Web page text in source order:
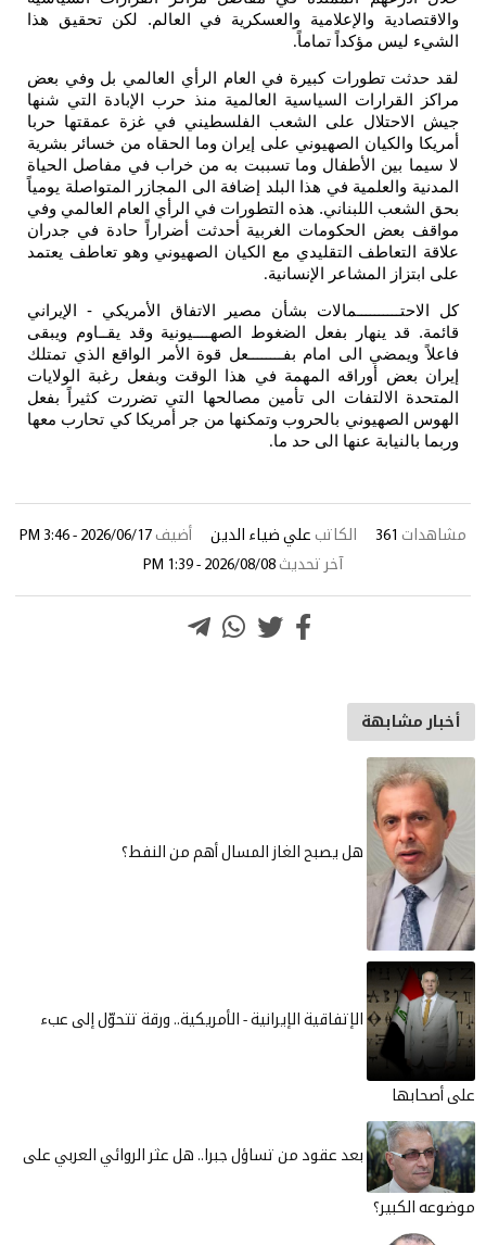
والاقتصادية والإعلامية والعسكرية في العالم. لكن تحقيق هذا
الشيء ليس مؤكداً تماماً.
لقد حدثت تطورات كبيرة في العام الرأي العالمي بل وفي بعض
مراكز القرارات السياسية العالمية منذ حرب الإبادة التي شنها
جيش الاحتلال على الشعب الفلسطيني في غزة عمقتها حربا
أمريكا والكيان الصهيوني على إيران وما الحقاه من خسائر بشرية
لا سيما بين الأطفال وما تسببت به من خراب في مفاصل الحياة
المدنية والعلمية في هذا البلد إضافة الى المجازر المتواصلة يومياً
بحق الشعب اللبناني. هذه التطورات في الرأي العام العالمي وفي
مواقف بعض الحكومات الغربية أحدثت أضراراً حادة في جدران
علاقة التعاطف التقليدي مع الكيان الصهيوني وهو تعاطف يعتمد
على ابتزاز المشاعر الإنسانية.
كل الاحتــــــــــمالات بشأن مصير الاتفاق الأمريكي - الإيراني
قائمة. قد ينهار بفعل الضغوط الصهــــيونية وقد يقــاوم ويبقى
فاعلاً ويمضي الى امام بفــــــــعل قوة الأمر الواقع الذي تمتلك
إيران بعض أوراقه المهمة في هذا الوقت وبفعل رغبة الولايات
المتحدة الالتفات الى تأمين مصالحها التي تضررت كثيراً بفعل
الهوس الصهيوني بالحروب وتمكنها من جر أمريكا كي تحارب معها
وربما بالنيابة عنها الى حد ما.
مشاهدات 361 الكاتب علي ضياء الدين أضيف 2026/06/17 - 3:46 PM
آخر تحديث 2026/08/08 - 1:39 PM
أخبار مشابهة
هل يصبح الغاز المسال أهم من النفط؟
الإتفاقية الإيرانية - الأمريكية.. ورقة تتحوّل إلى عبء
على أصحابها
بعد عقود من تساؤل جبرا.. هل عثر الروائي العربي على
موضوعه الكبير؟